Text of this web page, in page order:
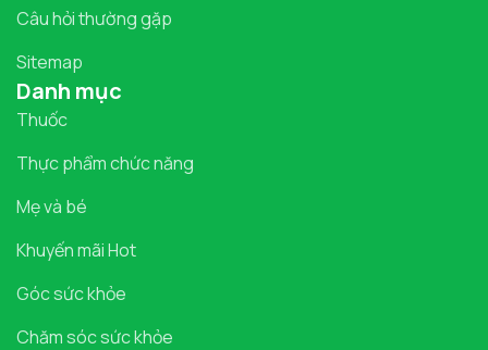
Câu hỏi thường gặp
Sitemap
Danh mục
Thuốc
Thực phẩm chức năng
Mẹ và bé
Khuyến mãi Hot
Góc sức khỏe
Chăm sóc sức khỏe